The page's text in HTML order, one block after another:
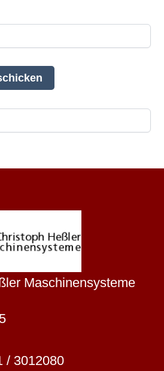
Maschinensysteme
/ 3012080